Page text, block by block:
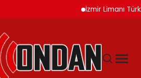
İzmir Limanı Türkiye